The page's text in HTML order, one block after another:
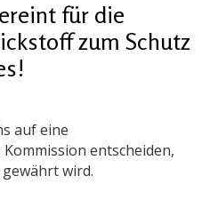
für die
zum Schutz
auf eine
entscheiden,
wird.